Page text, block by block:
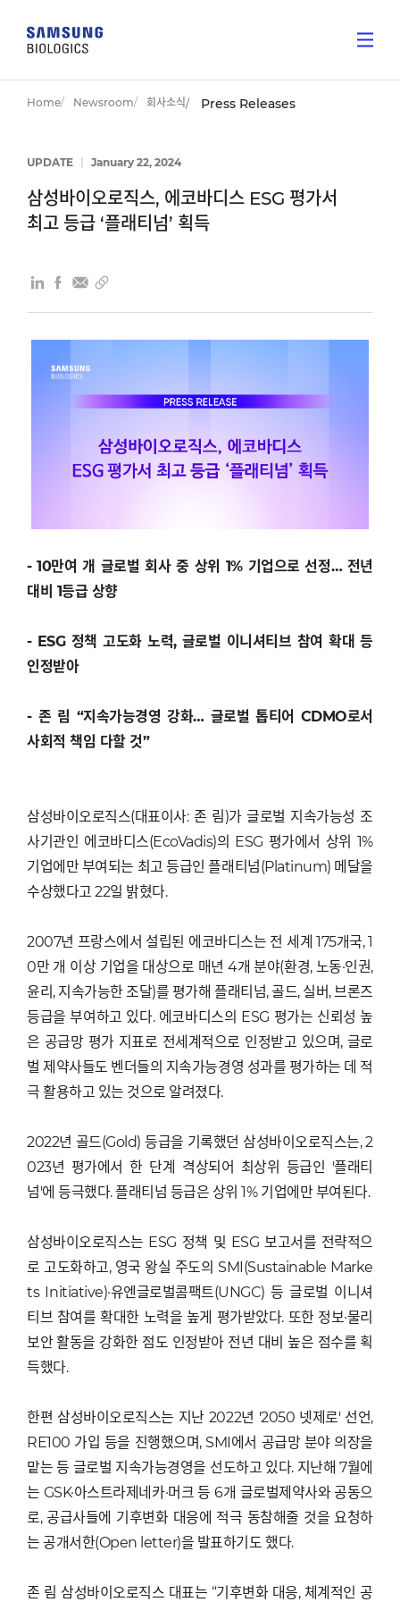
Home Newsroom 회사소식 Press Releases
UPDATE January 22, 2024
삼성바이오로직스, 에코바디스 ESG 평가서
최고 등급 ‘플래티넘’ 획득
- 10만여 개 글로벌 회사 중 상위 1% 기업으로 선정… 전년
대비 1등급 상향
- ESG 정책 고도화 노력, 글로벌 이니셔티브 참여 확대 등
인정받아
- 존 림 “지속가능경영 강화… 글로벌 톱티어 CDMO로서
사회적 책임 다할 것”
삼성바이오로직스(대표이사: 존 림)가 글로벌 지속가능성 조
사기관인 에코바디스(EcoVadis)의 ESG 평가에서 상위 1%
기업에만 부여되는 최고 등급인 플래티넘(Platinum) 메달을
수상했다고 22일 밝혔다.
2007년 프랑스에서 설립된 에코바디스는 전 세계 175개국, 1
0만 개 이상 기업을 대상으로 매년 4개 분야(환경, 노동·인권,
윤리, 지속가능한 조달)를 평가해 플래티넘, 골드, 실버, 브론즈
등급을 부여하고 있다. 에코바디스의 ESG 평가는 신뢰성 높
은 공급망 평가 지표로 전세계적으로 인정받고 있으며, 글로
벌 제약사들도 벤더들의 지속가능경영 성과를 평가하는 데 적
극 활용하고 있는 것으로 알려졌다.
2022년 골드(Gold) 등급을 기록했던 삼성바이오로직스는, 2
023년 평가에서 한 단계 격상되어 최상위 등급인 '플래티
넘'에 등극했다. 플래티넘 등급은 상위 1% 기업에만 부여된다.
삼성바이오로직스는 ESG 정책 및 ESG 보고서를 전략적으
로 고도화하고, 영국 왕실 주도의 SMI(Sustainable Marke
ts Initiative)·유엔글로벌콤팩트(UNGC) 등 글로벌 이니셔
티브 참여를 확대한 노력을 높게 평가받았다. 또한 정보·물리
보안 활동을 강화한 점도 인정받아 전년 대비 높은 점수를 획
득했다.
한편 삼성바이오로직스는 지난 2022년 '2050 넷제로' 선언,
RE100 가입 등을 진행했으며, SMI에서 공급망 분야 의장을
맡는 등 글로벌 지속가능경영을 선도하고 있다. 지난해 7월에
는 GSK·아스트라제네카·머크 등 6개 글로벌제약사와 공동으
로, 공급사들에 기후변화 대응에 적극 동참해줄 것을 요청하
는 공개서한(Open letter)을 발표하기도 했다.
존 림 삼성바이오로직스 대표는 “기후변화 대응, 체계적인 공